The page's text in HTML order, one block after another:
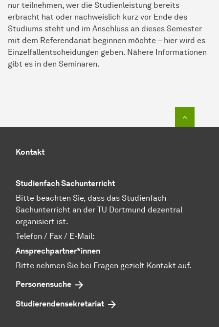
nur teilnehmen, wer die Studienleistung bereits
erbracht hat oder nachweislich kurz vor Ende des
Studiums steht und im Anschluss an dieses Semester
mit dem Referendariat beginnen möchte – hier wird es
Einzelfallentscheidungen geben. Nähere Informationen
gibt es in den Seminaren.
Kontakt
Studienfach Sachunterricht
Bitte beachten Sie, dass das Studienfach
Sachunterricht an der TU Dortmund dezentral
organisiert ist.
Telefon / Fax / E-Mail:
Ansprechpartner*innen
Bitte nehmen Sie bei Fragen gezielt Kontakt auf.
Personensuche
Studierendensekretariat